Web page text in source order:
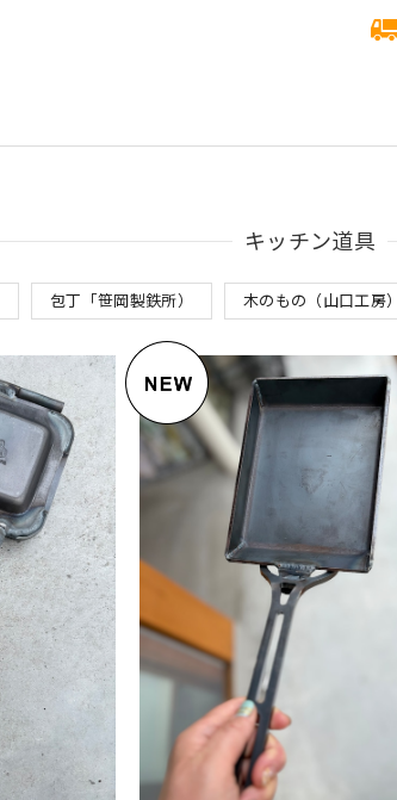
キッチン道具
包丁「笹岡製鉄所） 木のもの（山口工房）